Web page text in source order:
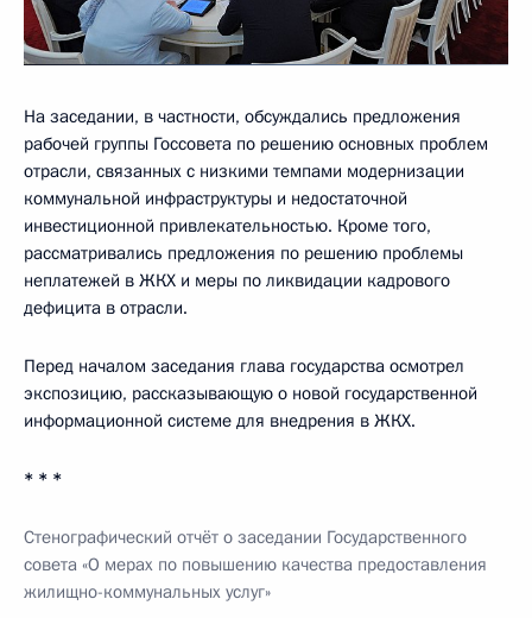
На заседании, в частности, обсуждались предложения
рабочей группы Госсовета по решению основных проблем
отрасли, связанных с низкими темпами модернизации
коммунальной инфраструктуры и недостаточной
инвестиционной привлекательностью. Кроме того,
рассматривались предложения по решению проблемы
неплатежей в ЖКХ и меры по ликвидации кадрового
дефицита в отрасли.
Перед началом заседания глава государства осмотрел
экспозицию, рассказывающую о новой государственной
информационной системе для внедрения в ЖКХ.
* * *
Стенографический отчёт о заседании Государственного
совета «О мерах по повышению качества предоставления
жилищно-коммунальных услуг»